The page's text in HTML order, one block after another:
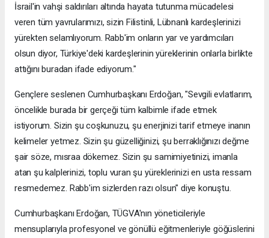
İsrail'in vahşi saldırıları altında hayata tutunma mücadelesi
veren tüm yavrularımızı, sizin Filistinli, Lübnanlı kardeşlerinizi
yürekten selamlıyorum. Rabb'im onların yar ve yardımcıları
olsun diyor, Türkiye'deki kardeşlerinin yüreklerinin onlarla birlikte
attığını buradan ifade ediyorum."
Gençlere seslenen Cumhurbaşkanı Erdoğan, "Sevgili evlatlarım,
öncelikle burada bir gerçeği tüm kalbimle ifade etmek
istiyorum. Sizin şu coşkunuzu, şu enerjinizi tarif etmeye inanın
kelimeler yetmez. Sizin şu güzelliğinizi, şu berraklığınızı değme
şair söze, mısraa dökemez. Sizin şu samimiyetinizi, imanla
atan şu kalplerinizi, toplu vuran şu yüreklerinizi en usta ressam
resmedemez. Rabb'im sizlerden razı olsun" diye konuştu.
Cumhurbaşkanı Erdoğan, TÜGVA'nın yöneticileriyle
mensuplarıyla profesyonel ve gönüllü eğitmenleriyle göğüslerini